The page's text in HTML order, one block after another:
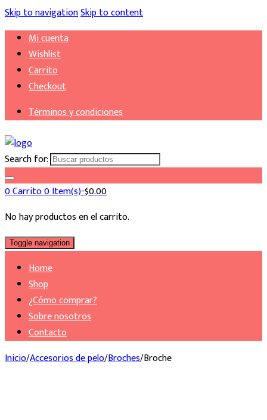
Skip to navigationSkip to content
Mi cuenta
Wishlist
Carrito
Checkout
Términos y condiciones
Search for:
0Carrito0 Item(s)-$0.00
No hay productos en el carrito.
Toggle navigation
Home
Shop
¿Cómo comprar?
Sobre nosotros
Contacto
Inicio/Accesorios de pelo/Broches/Broche